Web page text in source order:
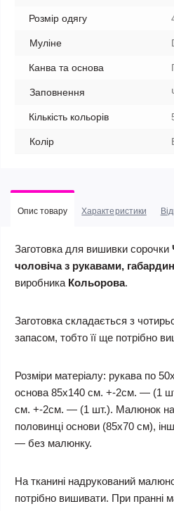
Розмір одягу
Муліне
Канва та основа
Заповнення
Кількість кольорів
Колір
Опис товару Характеристики
Заготовка для вишивки сорочки
чоловіча з рукавами,
виробника Кольорова.
Заготовка складається з
запасом, тобто її ще потрібно
Розміри матеріалу: рукава по
основа 85х140 см. +-2см. — (1
см. +-2см. — (1 шт.). Малюнок
половинці основи (85х70 см),
— без малюнку.
На тканині надрукований
потрібно вишивати. При пранні